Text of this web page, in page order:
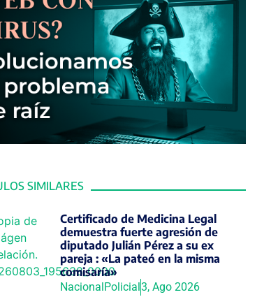
SIMILARES
Certificado de Medicina Legal
demuestra fuerte agresión de
diputado Julián Pérez a su ex
pareja : «La pateó en la misma
comisaría»
NacionalPolicial3, Ago 2026